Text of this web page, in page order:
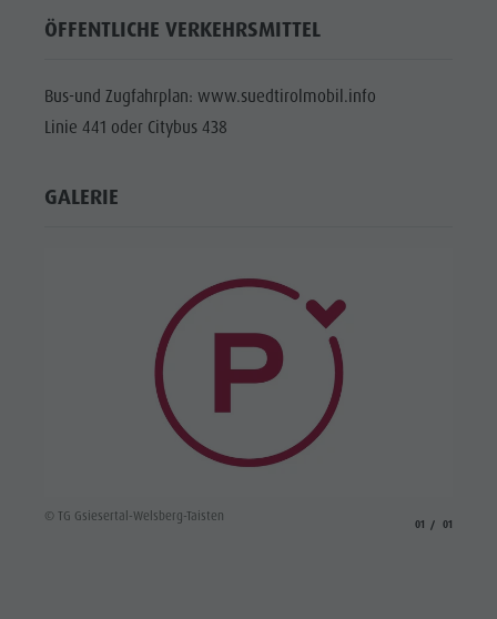
ÖFFENTLICHE VERKEHRSMITTEL
Bus-und Zugfahrplan: www.suedtirolmobil.info
Linie 441 oder Citybus 438
GALERIE
© TG Gsiesertal-Welsberg-Taisten
01 01